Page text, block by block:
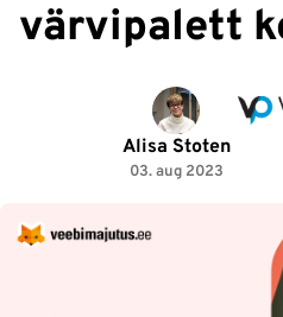
värvipalett
Alisa Stoten
03. aug 2023